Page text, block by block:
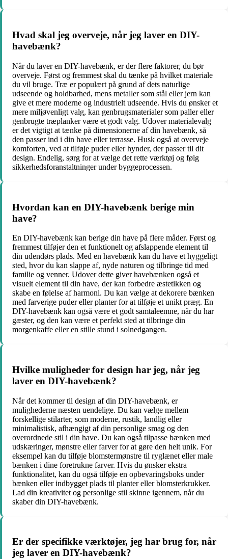
Hvad skal jeg overveje, når jeg laver en DIY-
havebænk?
Når du laver en DIY-havebænk, er der flere faktorer, du bør
overveje. Først og fremmest skal du tænke på hvilket materiale
du vil bruge. Træ er populært på grund af dets naturlige
udseende og holdbarhed, mens metaller som stål eller jern kan
give et mere moderne og industrielt udseende. Hvis du ønsker et
mere miljøvenligt valg, kan genbrugsmaterialer som paller eller
genbrugte træplanker være et godt valg. Udover materialevalg
er det vigtigt at tænke på dimensionerne af din havebænk, så
den passer ind i din have eller terrasse. Husk også at overveje
komforten, ved at tilføje puder eller hynder, der passer til dit
design. Endelig, sørg for at vælge det rette værktøj og følg
sikkerhedsforanstaltninger under byggeprocessen.
Hvordan kan en DIY-havebænk berige min
have?
En DIY-havebænk kan berige din have på flere måder. Først og
fremmest tilføjer den et funktionelt og afslappende element til
din udendørs plads. Med en havebænk kan du have et hyggeligt
sted, hvor du kan slappe af, nyde naturen og tilbringe tid med
familie og venner. Udover dette giver havebænken også et
visuelt element til din have, der kan forbedre æstetikken og
skabe en følelse af harmoni. Du kan vælge at dekorere bænken
med farverige puder eller planter for at tilføje et unikt præg. En
DIY-havebænk kan også være et godt samtaleemne, når du har
gæster, og den kan være et perfekt sted at tilbringe din
morgenkaffe eller en stille stund i solnedgangen.
Hvilke muligheder for design har jeg, når jeg
laver en DIY-havebænk?
Når det kommer til design af din DIY-havebænk, er
mulighederne næsten uendelige. Du kan vælge mellem
forskellige stilarter, som moderne, rustik, landlig eller
minimalistisk, afhængigt af din personlige smag og den
overordnede stil i din have. Du kan også tilpasse bænken med
udskæringer, mønstre eller farver for at gøre den helt unik. For
eksempel kan du tilføje blomstermønstre til ryglænet eller male
bænken i dine foretrukne farver. Hvis du ønsker ekstra
funktionalitet, kan du også tilføje en opbevaringsboks under
bænken eller indbygget plads til planter eller blomsterkrukker.
Lad din kreativitet og personlige stil skinne igennem, når du
skaber din DIY-havebænk.
Er der specifikke værktøjer, jeg har brug for, når
jeg laver en DIY-havebænk?